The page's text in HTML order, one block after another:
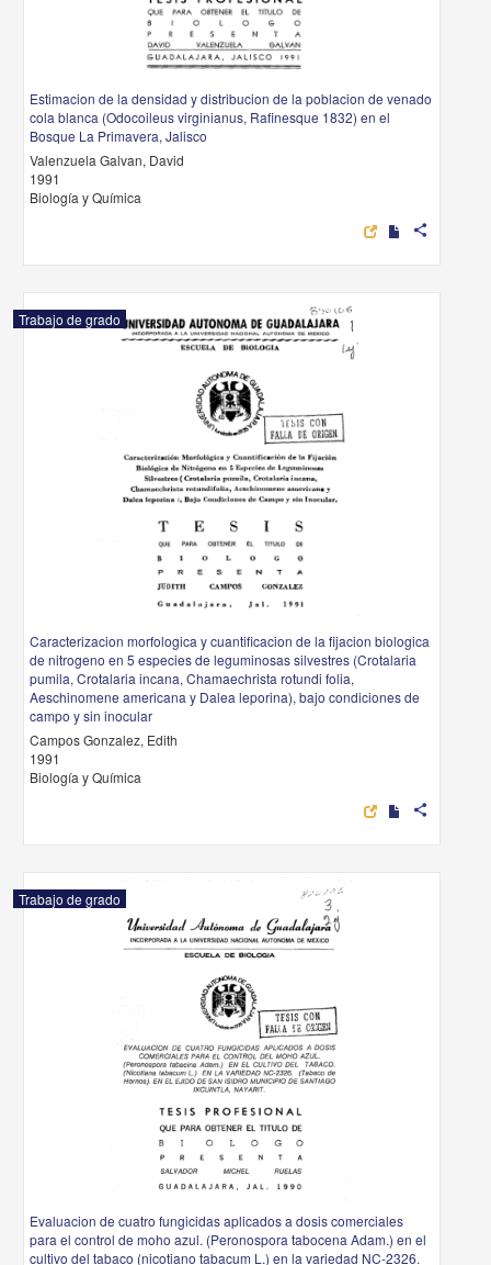
Estimacion de la densidad y distribucion de la poblacion de venado
cola blanca (Odocoileus virginianus, Rafinesque 1832) en el
Bosque La Primavera, Jalisco
Valenzuela Galvan, David
1991
Biología y Química
share
Trabajo de grado
Caracterizacion morfologica y cuantificacion de la fijacion biologica
de nitrogeno en 5 especies de leguminosas silvestres (Crotalaria
pumila, Crotalaria incana, Chamaechrista rotundi folia,
Aeschinomene americana y Dalea leporina), bajo condiciones de
campo y sin inocular
Campos Gonzalez, Edith
1991
Biología y Química
share
Trabajo de grado
Evaluacion de cuatro fungicidas aplicados a dosis comerciales
para el control de moho azul. (Peronospora tabocena Adam.) en el
cultivo del tabaco (nicotiano tabacum L.) en la variedad NC-2326.